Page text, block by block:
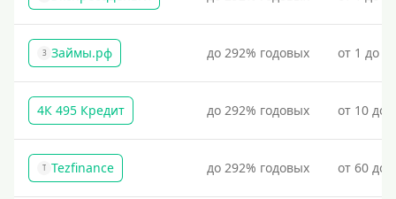
З Займы.рф до 292% годовых от 1 до
4К 495 Кредит до 292% годовых от 10 до
T Tezfinance до 292% годовых от 60 до